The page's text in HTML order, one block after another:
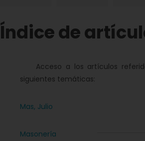
Índice de
Acceso a los artículos
siguientes temáticas:
Mas, Julio
Masonería